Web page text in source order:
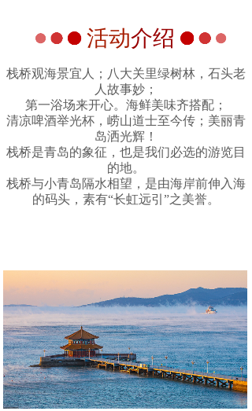
活动介绍
栈桥观海景宜人；八大关里绿树林，石头老
人故事妙；
第一浴场来开心。海鲜美味齐搭配；
清凉啤酒举光杯，崂山道士至今传；美丽青
岛洒光辉！
栈桥是青岛的象征，也是我们必选的游览目
的地。
栈桥与小青岛隔水相望，是由海岸前伸入海
的码头，素有“长虹远引”之美誉。